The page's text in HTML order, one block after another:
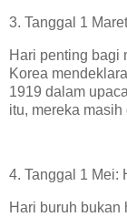
3. Tanggal 1
Hari penting bagi
Korea
1919 dalam
itu, mereka
4. Tanggal 1 Mei:
Hari buruh bukan